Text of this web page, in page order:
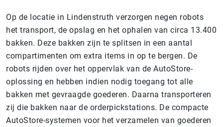
Op de locatie in Lindenstruth verzorgen negen robots
het transport, de opslag en het ophalen van circa 13.400
bakken. Deze bakken zijn te splitsen in een aantal
compartimenten om extra items in op te bergen. De
robots rijden over het oppervlak van de AutoStore-
oplossing en hebben indien nodig toegang tot alle
bakken met gevraagde goederen. Daarna transporteren
zij die bakken naar de orderpickstations. De compacte
AutoStore-systemen voor het verzamelen van goederen